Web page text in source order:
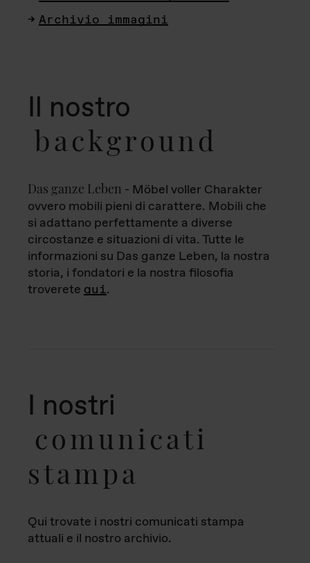
Archivio immagini
Il nostro
background
Das ganze Leben - Möbel voller Charakter
ovvero mobili pieni di carattere. Mobili che
si adattano perfettamente a diverse
circostanze e situazioni di vita. Tutte le
informazioni su Das ganze Leben, la nostra
storia, i fondatori e la nostra filosofia
troverete qui.
I nostri
comunicati
stampa
Qui trovate i nostri comunicati stampa
attuali e il nostro archivio.